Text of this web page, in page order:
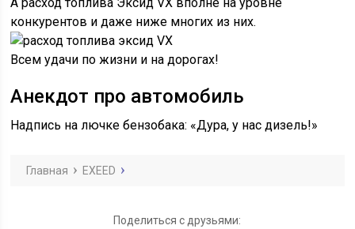
конкурентов и даже ниже многих из них.
Всем удачи по жизни и на дорогах!
Анекдот про автомобиль
Надпись на лючке бензобака: «Дура, у нас дизель!»
Главная EXEED
Поделиться с друзьями: